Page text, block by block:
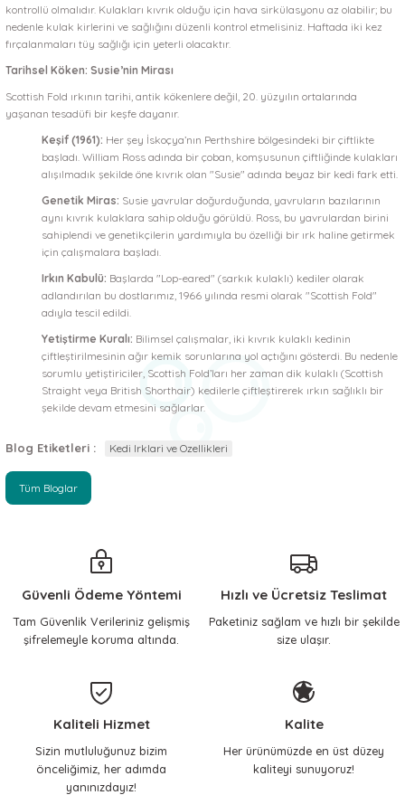
kontrollü olmalıdır. Kulakları kıvrık olduğu için hava sirkülasyonu az olabilir; bu
nedenle kulak kirlerini ve sağlığını düzenli kontrol etmelisiniz. Haftada iki kez
fırçalanmaları tüy sağlığı için yeterli olacaktır.
Tarihsel Köken: Susie’nin Mirası
Scottish Fold ırkının tarihi, antik kökenlere değil, 20. yüzyılın ortalarında
yaşanan tesadüfi bir keşfe dayanır.
Keşif (1961): Her şey İskoçya’nın Perthshire bölgesindeki bir çiftlikte
başladı. William Ross adında bir çoban, komşusunun çiftliğinde kulakları
alışılmadık şekilde öne kıvrık olan "Susie" adında beyaz bir kedi fark etti.
Genetik Miras: Susie yavrular doğurduğunda, yavruların bazılarının
aynı kıvrık kulaklara sahip olduğu görüldü. Ross, bu yavrulardan birini
sahiplendi ve genetikçilerin yardımıyla bu özelliği bir ırk haline getirmek
için çalışmalara başladı.
Irkın Kabulü: Başlarda "Lop-eared" (sarkık kulaklı) kediler olarak
adlandırılan bu dostlarımız, 1966 yılında resmi olarak "Scottish Fold"
adıyla tescil edildi.
Yetiştirme Kuralı: Bilimsel çalışmalar, iki kıvrık kulaklı kedinin
çiftleştirilmesinin ağır kemik sorunlarına yol açtığını gösterdi. Bu nedenle
sorumlu yetiştiriciler, Scottish Fold’ları her zaman dik kulaklı (Scottish
Straight veya British Shorthair) kedilerle çiftleştirerek ırkın sağlıklı bir
şekilde devam etmesini sağlarlar.
Blog Etiketleri : Kedi Irklari ve Ozellikleri
Tüm Bloglar
Güvenli Ödeme Yöntemi
Tam Güvenlik Verileriniz gelişmiş
şifrelemeyle koruma altında.
Hızlı ve Ücretsiz Teslimat
Paketiniz sağlam ve hızlı bir şekilde
size ulaşır.
Kaliteli Hizmet
Sizin mutluluğunuz bizim
önceliğimiz, her adımda
yanınızdayız!
Kalite
Her ürünümüzde en üst düzey
kaliteyi sunuyoruz!